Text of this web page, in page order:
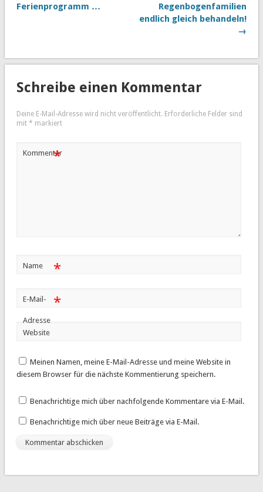
Ferienprogramm …
Regenbogenfamilien
endlich gleich behandeln!
→
Schreibe einen Kommentar
Deine E-Mail-Adresse wird nicht veröffentlicht. Erforderliche Felder sind
mit * markiert
Kommentar
*
Name *
E-Mail-
Adresse
*
Website
Meinen Namen, meine E-Mail-Adresse und meine Website in
diesem Browser für die nächste Kommentierung speichern.
Benachrichtige mich über nachfolgende Kommentare via E-Mail.
Benachrichtige mich über neue Beiträge via E-Mail.